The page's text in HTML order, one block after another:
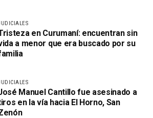
en Curumaní: encuentran sin
a menor que era buscado por su
Manuel Cantillo fue asesinado a
en la vía hacia El Horno, San